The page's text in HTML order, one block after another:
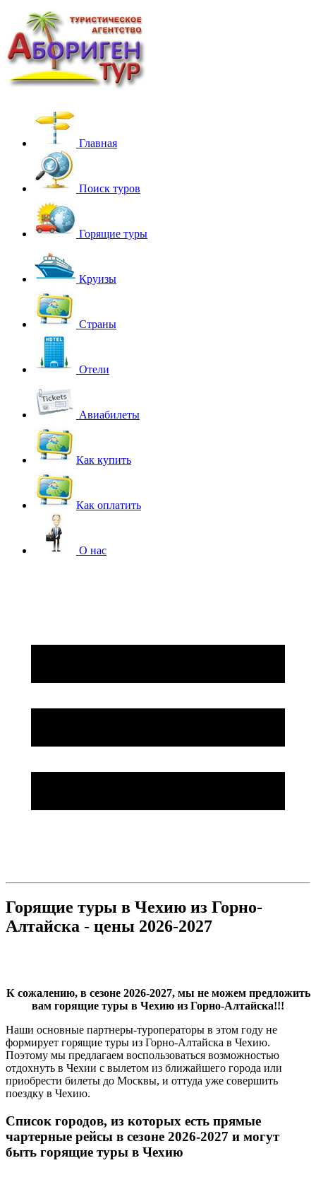
Главная
Поиск туров
Горящие туры
Круизы
Страны
Отели
Авиабилеты
Как купить
Как оплатить
О нас
Горящие туры в Чехию из Горно-
Алтайска - цены 2026-2027
К сожалению, в сезоне 2026-2027, мы не можем предложить
вам горящие туры в Чехию из Горно-Алтайска!!!
Наши основные партнеры-туроператоры в этом году не
формирует горящие туры из Горно-Алтайска в Чехию.
Поэтому мы предлагаем воспользоваться возможностью
отдохнуть в Чехии с вылетом из ближайшего города или
приобрести билеты до Москвы, и оттуда уже совершить
поездку в Чехию.
Список городов, из которых есть прямые
чартерные рейсы в сезоне 2026-2027 и могут
быть горящие туры в Чехию